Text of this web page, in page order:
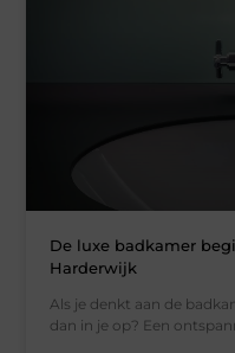
De luxe badkamer
Harderwijk
Als je denkt aan de
dan in je op? Een